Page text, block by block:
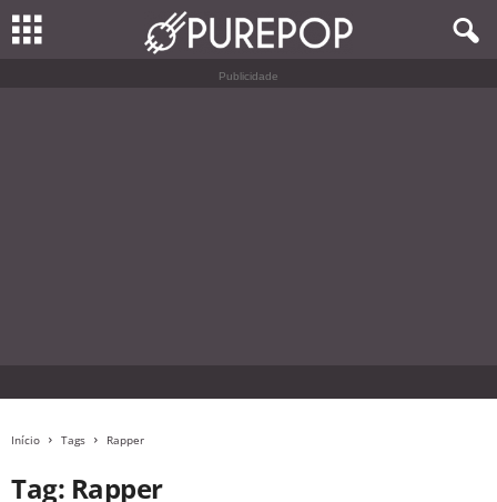
Publicidade
Início Tags Rapper
Tag: Rapper